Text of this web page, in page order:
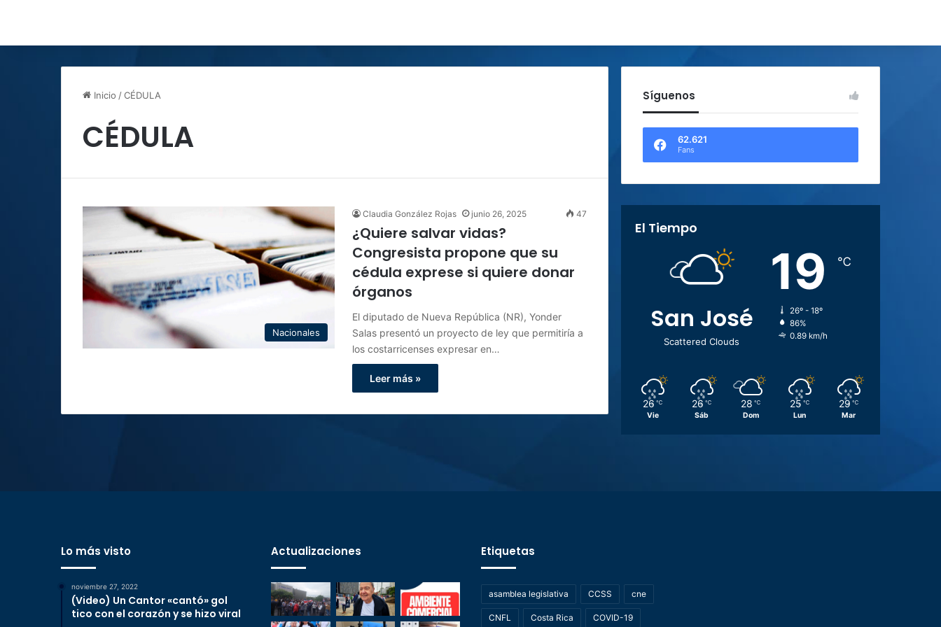
Inicio /CÉDULA
CÉDULA
Nacionales
Claudia González Rojas junio 26, 2025 47
¿Quiere salvar vidas?
Congresista propone que su
cédula exprese si quiere donar
órganos
El diputado de Nueva República (NR), Yonder
Salas presentó un proyecto de ley que permitiría a
los costarricenses expresar en…
Leer más »
Síguenos
62.621
Fans
El Tiempo
San José
Scattered Clouds
19 ℃
26º - 18º
86%
0.89 km/h
26 ℃
Vie
26 ℃
Sáb
28 ℃
Dom
25 ℃
Lun
29 ℃
Mar
Lo más visto
noviembre 27, 2022
(Video) Un Cantor «cantó» gol
tico con el corazón y se hizo viral
Actualizaciones Etiquetas
asamblea legislativa CCSS cne
CNFL Costa Rica COVID-19